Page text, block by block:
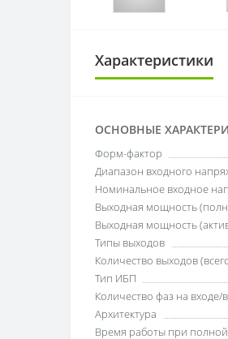
Характеристики
ОСНОВНЫЕ
Форм-фактор
Диапазон входного
Номинальное входное
Выходная мощность
Выходная мощность
Типы выходов
Количество выходов
Тип ИБП
Количество фаз на входе/
Архитектура
Время работы при полной